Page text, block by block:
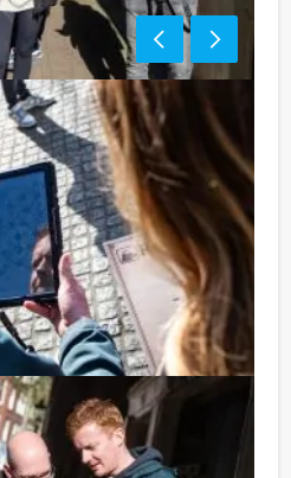
trekken om uw drankje af
per persoon per uur (excl.
van het drankarrangement,
van bier, fris,
zo komt u ook achteraf
staan!
groepen:
aantal deelnemers voor
bent voor het minimale
gewoon voor minder